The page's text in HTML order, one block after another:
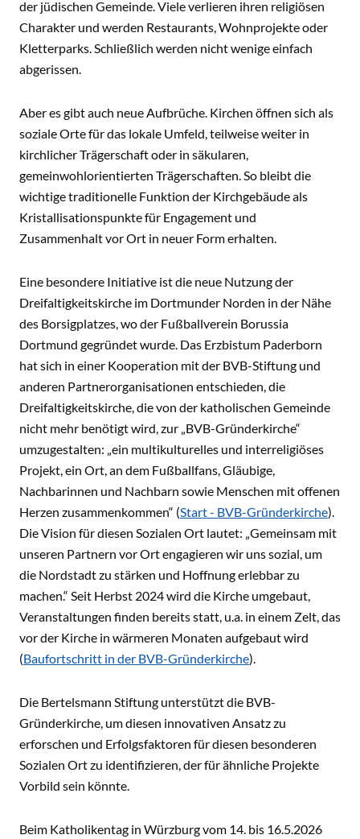
der jüdischen Gemeinde. Viele verlieren ihren religiösen
Charakter und werden Restaurants, Wohnprojekte oder
Kletterparks. Schließlich werden nicht wenige einfach
abgerissen.
Aber es gibt auch neue Aufbrüche. Kirchen öffnen sich als
soziale Orte für das lokale Umfeld, teilweise weiter in
kirchlicher Trägerschaft oder in säkularen,
gemeinwohlorientierten Trägerschaften. So bleibt die
wichtige traditionelle Funktion der Kirchgebäude als
Kristallisationspunkte für Engagement und
Zusammenhalt vor Ort in neuer Form erhalten.
Eine besondere Initiative ist die neue Nutzung der
Dreifaltigkeitskirche im Dortmunder Norden in der Nähe
des Borsigplatzes, wo der Fußballverein Borussia
Dortmund gegründet wurde. Das Erzbistum Paderborn
hat sich in einer Kooperation mit der BVB-Stiftung und
anderen Partnerorganisationen entschieden, die
Dreifaltigkeitskirche, die von der katholischen Gemeinde
nicht mehr benötigt wird, zur „BVB-Gründerkirche“
umzugestalten: „ein multikulturelles und interreligiöses
Projekt, ein Ort, an dem Fußballfans, Gläubige,
Nachbarinnen und Nachbarn sowie Menschen mit offenen
Herzen zusammenkommen“ (Start - BVB-Gründerkirche).
Die Vision für diesen Sozialen Ort lautet: „Gemeinsam mit
unseren Partnern vor Ort engagieren wir uns sozial, um
die Nordstadt zu stärken und Hoffnung erlebbar zu
machen.“ Seit Herbst 2024 wird die Kirche umgebaut,
Veranstaltungen finden bereits statt, u.a. in einem Zelt, das
vor der Kirche in wärmeren Monaten aufgebaut wird
(Baufortschritt in der BVB-Gründerkirche).
Die Bertelsmann Stiftung unterstützt die BVB-
Gründerkirche, um diesen innovativen Ansatz zu
erforschen und Erfolgsfaktoren für diesen besonderen
Sozialen Ort zu identifizieren, der für ähnliche Projekte
Vorbild sein könnte.
Beim Katholikentag in Würzburg vom 14. bis 16.5.2026